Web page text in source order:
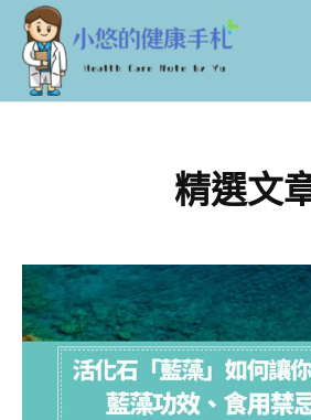
要
精選文
頁
面
頁
面
頁
面
頁
面
頁
面
頁
面
頁
面
頁
面